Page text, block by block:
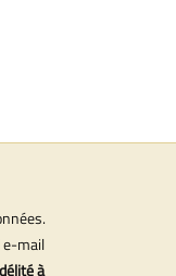
e-mail
à